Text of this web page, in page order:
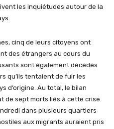
les inquiétudes autour de la
cinq de leurs citoyens ont
des étrangers au cours du
sont également décédés
qu’ils tentaient de fuir les
d’origine. Au total, le bilan
de sept morts liés à cette crise.
dans plusieurs quartiers
aux migrants auraient pris